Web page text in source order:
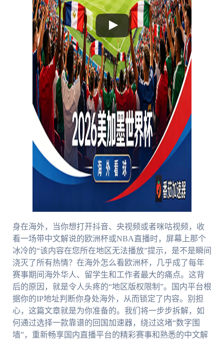
身在海外，当你想打开抖音、央视频或者咪咕视频，收
看一场带中文解说的欧洲杯或NBA直播时，屏幕上那个
冰冷的“该内容在您所在地区无法播放”提示，是不是瞬间
浇灭了所有热情？在海外怎么看欧洲杯，几乎成了每年
赛事期间海外华人、留学生和工作者最大的痛点。这背
后的原因，就是令人头疼的“地区版权限制”。国内平台根
据你的IP地址判断你身处海外，从而锁定了内容。别担
心，这篇文章就是为你准备的。我们将一步步拆解，如
何通过选择一款靠谱的回国加速器，绕过这堵“数字围
墙”，重新畅享国内直播平台的精彩赛事和熟悉的中文解